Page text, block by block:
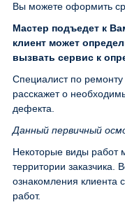
Вы можете оформить
Мастер подъедет к
клиент может
вызвать сервис к
Специалист по
расскажет о
дефекта.
Данный первичный
Некоторые виды работ
территории заказчика.
ознакомления клиента
работ.